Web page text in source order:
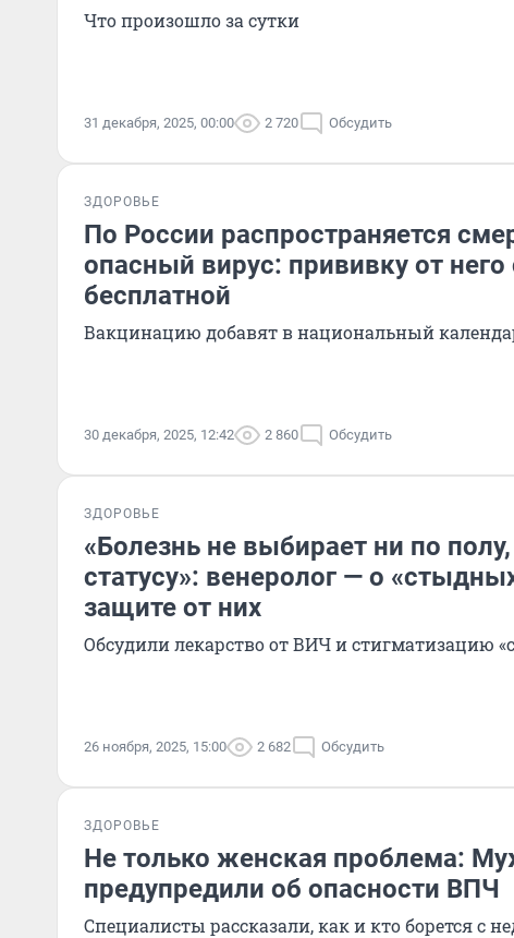
Что произошло за сутки
31 декабря, 2025, 00:00 2 720 Обсудить
ЗДОРОВЬЕ
По России распространяется
опасный вирус: прививку от
бесплатной
Вакцинацию добавят в национальный
30 декабря, 2025, 12:42 2 860 Обсудить
ЗДОРОВЬЕ
«Болезнь не выбирает ни по
статусу»: венеролог — о
защите от них
Обсудили лекарство от ВИЧ и стигматизацию
26 ноября, 2025, 15:00 2 682 Обсудить
ЗДОРОВЬЕ
Не только женская проблема:
предупредили об опасности ВПЧ
Специалисты рассказали, как и кто борется с